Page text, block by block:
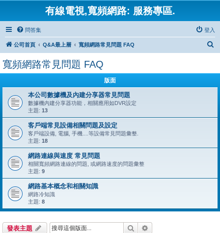
有線電視,寬頻網路: 服務專區.
問答集 登入
公司首頁 Q&A最上層 寬頻網路常見問題 FAQ
寬頻網路常見問題 FAQ
版面
本公司數據機及內建分享器常見問題
數據機內建分享器功能，相關應用如DVR設定
主題: 13
客戶端常見設備相關問題及設定
客戶端設備, 電腦, 手機....等設備常見問題彙整.
主題: 18
網路連線與速度 常見問題
相關寬頻網路連線的問題, 或網路速度的問題彙整
主題: 9
網路基本概念和相關知識
網路冷知識
主題: 8
發表主題 搜尋